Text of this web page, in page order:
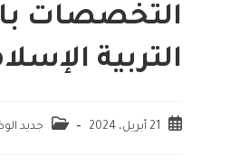
التخصصات
التربية
21 أبريل، 2024 جديد